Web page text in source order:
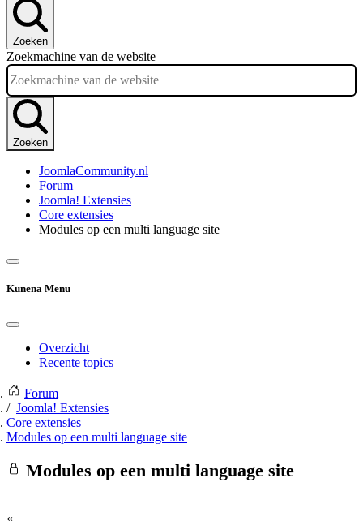
Zoeken
Zoekmachine van de website
Zoeken
JoomlaCommunity.nl
Forum
Joomla! Extensies
Core extensies
Modules op een multi language site
Kunena Menu
Overzicht
Recente topics
Forum
Joomla! Extensies
Core extensies
Modules op een multi language site
Modules op een multi language site
«